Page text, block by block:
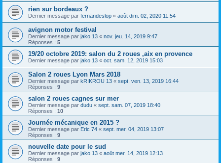
rien sur bordeaux ?
Dernier message par fernandeslop « août dim. 02, 2020 11:54
avignon motor festival
Dernier message par jako 13 « nov. jeu. 14, 2019 9:47
Réponses : 5
19/20 octobre 2019: salon du 2 roues ,aix en provence
Dernier message par jako 13 « oct. sam. 12, 2019 15:03
Salon 2 roues Lyon Mars 2018
Dernier message par kRIKROU 13 « sept. ven. 13, 2019 16:44
Réponses : 9
salon 2 roues cagnes sur mer
Dernier message par dudu « sept. sam. 07, 2019 18:40
Réponses : 10
Journée mécanique en 2015 ?
Dernier message par Eric 74 « sept. mer. 04, 2019 13:07
Réponses : 9
nouvelle date pour le sud
Dernier message par jako 13 « août mer. 14, 2019 12:13
Réponses : 9